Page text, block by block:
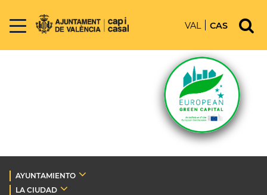
VAL CAS
AYUNTAMIENTO
LA CIUDAD